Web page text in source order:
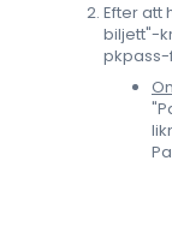
Efter att
biljett"-
pkpass-